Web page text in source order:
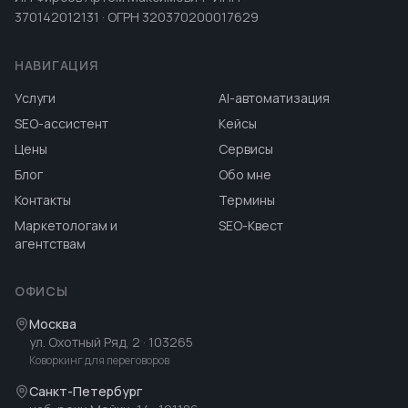
370142012131 · ОГРН 320370200017629
НАВИГАЦИЯ
Услуги
AI-автоматизация
SEO-ассистент
Кейсы
Цены
Сервисы
Блог
Обо мне
Контакты
Термины
Маркетологам и
агентствам
SEO-Квест
ОФИСЫ
Москва
ул. Охотный Ряд, 2 · 103265
Коворкинг для переговоров
Санкт-Петербург